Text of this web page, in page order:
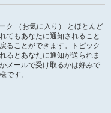
ク （お気に入り） とほとんど
てもあなたに通知されること
ることができます。トピック
るとあなたに通知が送られま
メールで受け取るかは好みで
です。